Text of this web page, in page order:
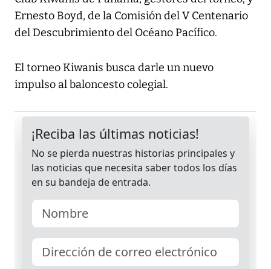
Ernesto Boyd, de la Comisión del V Centenario
del Descubrimiento del Océano Pacífico.
El torneo Kiwanis busca darle un nuevo
impulso al baloncesto colegial.